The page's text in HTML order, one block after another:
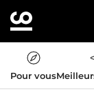
Pour vous